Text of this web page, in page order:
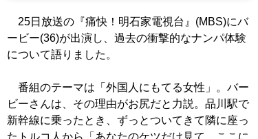
25日放送の『痛快！明石家電視台』(MBS)にバ
ービー(36)が出演し、過去の衝撃的なナンパ体験
について語りました。
番組のテーマは「外国人にもてる女性」。バー
ビーさんは、その理由がお尻だと力説。品川駅で
新幹線に乗ったとき、ずっとついてきて隣に座っ